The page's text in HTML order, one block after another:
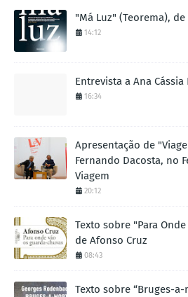
"Má Luz" (Teorema), de
14:12
Entrevista a Ana Cássia
16:34
Apresentação de
Fernando Dacosta, no
Viagem
20:12
Texto sobre "Para
de Afonso Cruz
08:43
Texto sobre “Bruges-a-